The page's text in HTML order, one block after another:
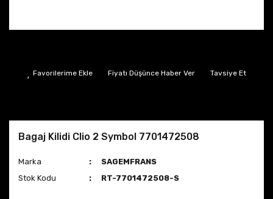
Fiyatı Düşünce Haber Ver Tavsiye Et
Bagaj Kilidi Clio 2 Symbol 7701472508
Marka
SAGEMFRANS
Stok Kodu
RT-7701472508-S